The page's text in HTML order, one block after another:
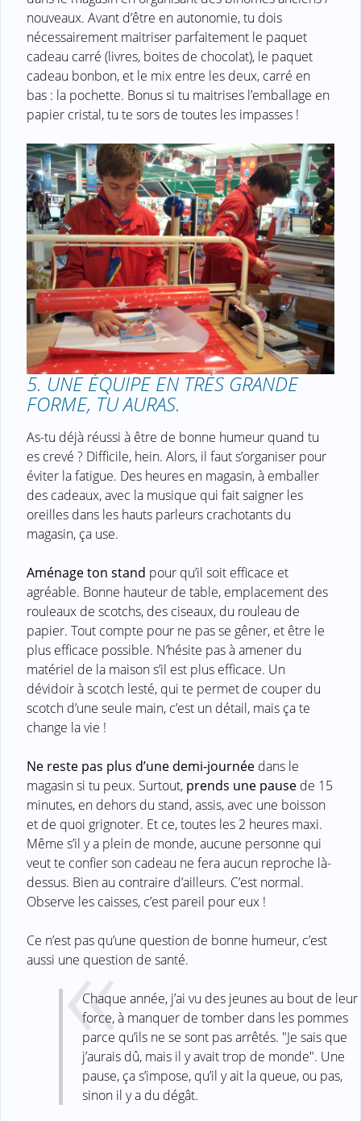
nouveaux. Avant d’être en autonomie, tu dois
nécessairement maitriser parfaitement le paquet
cadeau carré (livres, boites de chocolat), le paquet
cadeau bonbon, et le mix entre les deux, carré en
bas : la pochette. Bonus si tu maitrises l’emballage en
papier cristal, tu te sors de toutes les impasses !
5. UNE ÉQUIPE EN TRÈS GRANDE
FORME, TU AURAS.
As-tu déjà réussi à être de bonne humeur quand tu
es crevé ? Difficile, hein. Alors, il faut s’organiser pour
éviter la fatigue. Des heures en magasin, à emballer
des cadeaux, avec la musique qui fait saigner les
oreilles dans les hauts parleurs crachotants du
magasin, ça use.
Aménage ton stand pour qu’il soit efficace et
agréable. Bonne hauteur de table, emplacement des
rouleaux de scotchs, des ciseaux, du rouleau de
papier. Tout compte pour ne pas se gêner, et être le
plus efficace possible. N’hésite pas à amener du
matériel de la maison s’il est plus efficace. Un
dévidoir à scotch lesté, qui te permet de couper du
scotch d’une seule main, c’est un détail, mais ça te
change la vie !
Ne reste pas plus d’une demi-journée dans le
magasin si tu peux. Surtout, prends une pause de 15
minutes, en dehors du stand, assis, avec une boisson
et de quoi grignoter. Et ce, toutes les 2 heures maxi.
Même s’il y a plein de monde, aucune personne qui
veut te confier son cadeau ne fera aucun reproche là-
dessus. Bien au contraire d’ailleurs. C’est normal.
Observe les caisses, c’est pareil pour eux !
Ce n’est pas qu’une question de bonne humeur, c’est
aussi une question de santé.
Chaque année, j’ai vu des jeunes au bout de leur
force, à manquer de tomber dans les pommes
parce qu’ils ne se sont pas arrêtés. "Je sais que
j’aurais dû, mais il y avait trop de monde". Une
pause, ça s’impose, qu’il y ait la queue, ou pas,
sinon il y a du dégât.